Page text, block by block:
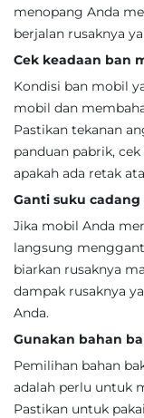
menopang Anda
berjalan rusaknya
Cek keadaan ban
Kondisi ban mobil
mobil dan
Pastikan tekanan
panduan pabrik,
apakah ada retak
Ganti suku
Jika mobil Anda
langsung
biarkan rusaknya
dampak rusaknya
Anda.
Gunakan bahan
Pemilihan bahan
adalah perlu untuk
Pastikan untuk